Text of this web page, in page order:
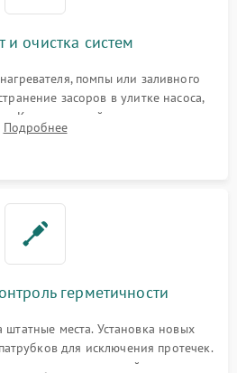
и очистка систем
помпы или заливного
засоров в улитке насоса,
Компонентный ремонт платы
поврежденной проводки.
Подробнее
герметичности
места. Установка новых
для исключения протечек.
гидравлической системы,